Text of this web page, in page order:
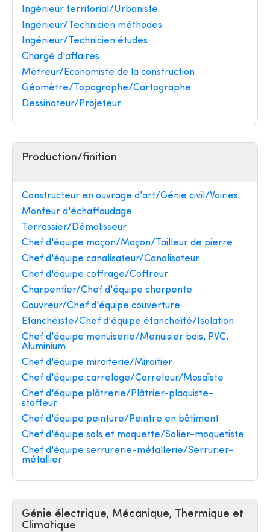
Ingénieur territorial/Urbaniste
Ingénieur/Technicien méthodes
Ingénieur/Technicien études
Chargé d'affaires
Métreur/Economiste de la construction
Géomètre/Topographe/Cartographe
Dessinateur/Projeteur
Production/finition
Constructeur en ouvrage d'art/Génie civil/Voiries
Monteur d'échaffaudage
Terrassier/Démolisseur
Chef d'équipe maçon/Maçon/Tailleur de pierre
Chef d'équipe canalisateur/Canalisateur
Chef d'équipe coffrage/Coffreur
Charpentier/Chef d'équipe charpente
Couvreur/Chef d'équipe couverture
Etanchéïste/Chef d'équipe étancheïté/Isolation
Chef d'équipe menuiserie/Menuisier bois, PVC,
Aluminium
Chef d'équipe miroiterie/Miroitier
Chef d'équipe carrelage/Carreleur/Mosaïste
Chef d'équipe plâtrerie/Plâtrier-plaquiste-
staffeur
Chef d'équipe peinture/Peintre en bâtiment
Chef d'équipe sols et moquette/Solier-moquetiste
Chef d'équipe serrurerie-métallerie/Serrurier-
métallier
Génie électrique, Mécanique, Thermique et
Climatique